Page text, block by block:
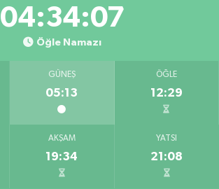
04:34:06
Öğle Namazı
GÜNEŞ
05:13
ÖĞLE
12:29
AKŞAM
19:34
YATSI
21:08